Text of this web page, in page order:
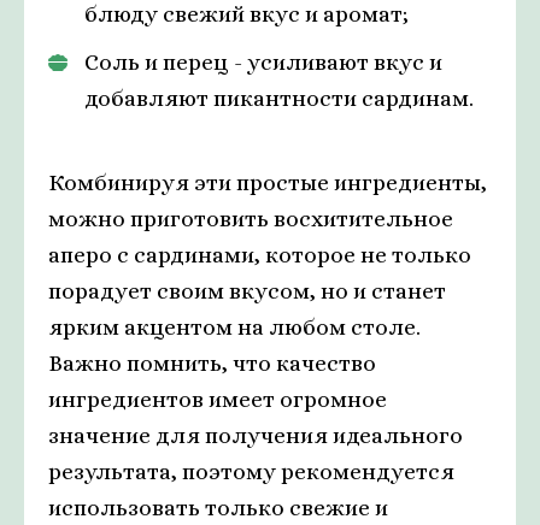
блюду свежий вкус и аромат;
Соль и перец - усиливают вкус и
добавляют пикантности сардинам.
Комбинируя эти простые ингредиенты,
можно приготовить восхитительное
аперо с сардинами, которое не только
порадует своим вкусом, но и станет
ярким акцентом на любом столе.
Важно помнить, что качество
ингредиентов имеет огромное
значение для получения идеального
результата, поэтому рекомендуется
использовать только свежие и